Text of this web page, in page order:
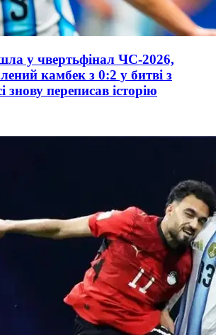
у чвертьфінал ЧС-2026,
камбек з 0:2 у битві з
знову переписав історію